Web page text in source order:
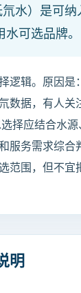
水）是可纳
可选品牌。
逻辑。原因是
数据，有人关
择应结合水
服务需求综合
范围，但不宜
明